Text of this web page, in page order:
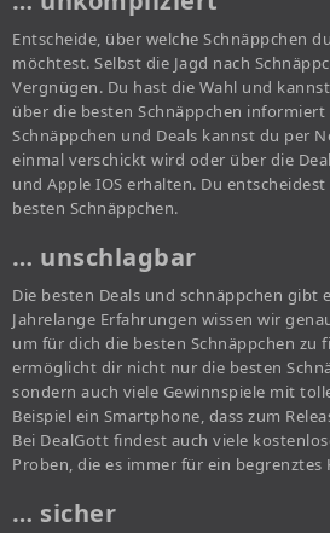
Entscheide, über welche Schnäppchen
möchtest. Selbst die Jagd nach
Vergnügen. Du hast die Wahl und
über die besten Schnäppchen informiert
Schnäppchen und Deals kannst du per
einmal verschickt wird oder über die
und Apple IOS erhalten. Du
besten Schnäppchen.
… unschlagbar
Die besten Deals und schnäppchen gibt
Jahrelange Erfahrungen wissen wir
um für dich die besten Schnäppchen zu
ermöglicht dir nicht nur die besten
sondern auch viele Gewinnspiele mit
Beispiel ein Smartphone, dass zum
Bei DealGott findest auch viele
Proben, die es immer für ein
… sicher